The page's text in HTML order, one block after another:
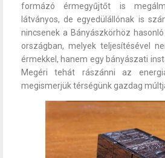
formázó érmegyűjtőt is
látványos, de egyedülállónak is
nincsenek a Bányászkörhöz
országban, melyek teljesítésével
érmekkel, hanem egy bányászati
Megéri tehát rászánni az
megismerjük térségünk gazdag